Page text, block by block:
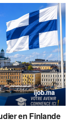
en Finlande